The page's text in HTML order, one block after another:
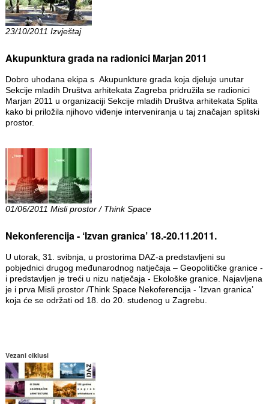
23/10/2011 Izvještaj
Akupunktura grada na radionici Marjan 2011
Dobro uhodana ekipa s Akupunkture grada koja djeluje unutar
Sekcije mladih Društva arhitekata Zagreba pridružila se radionici
Marjan 2011 u organizaciji Sekcije mladih Društva arhitekata Splita
kako bi priložila njihovo viđenje interveniranja u taj značajan splitski
prostor.
01/06/2011 Misli prostor / Think Space
Nekonferencija - ‘Izvan granica’ 18.-20.11.2011.
U utorak, 31. svibnja, u prostorima DAZ-a predstavljeni su
pobjednici drugog međunarodnog natječaja – Geopolitičke granice -
i predstavljen je treći u nizu natječaja - Ekološke granice. Najavljena
je i prva Misli prostor /Think Space Nekoferencija - ‛Izvan granica’
koja će se održati od 18. do 20. studenog u Zagrebu.
Vezani ciklusi